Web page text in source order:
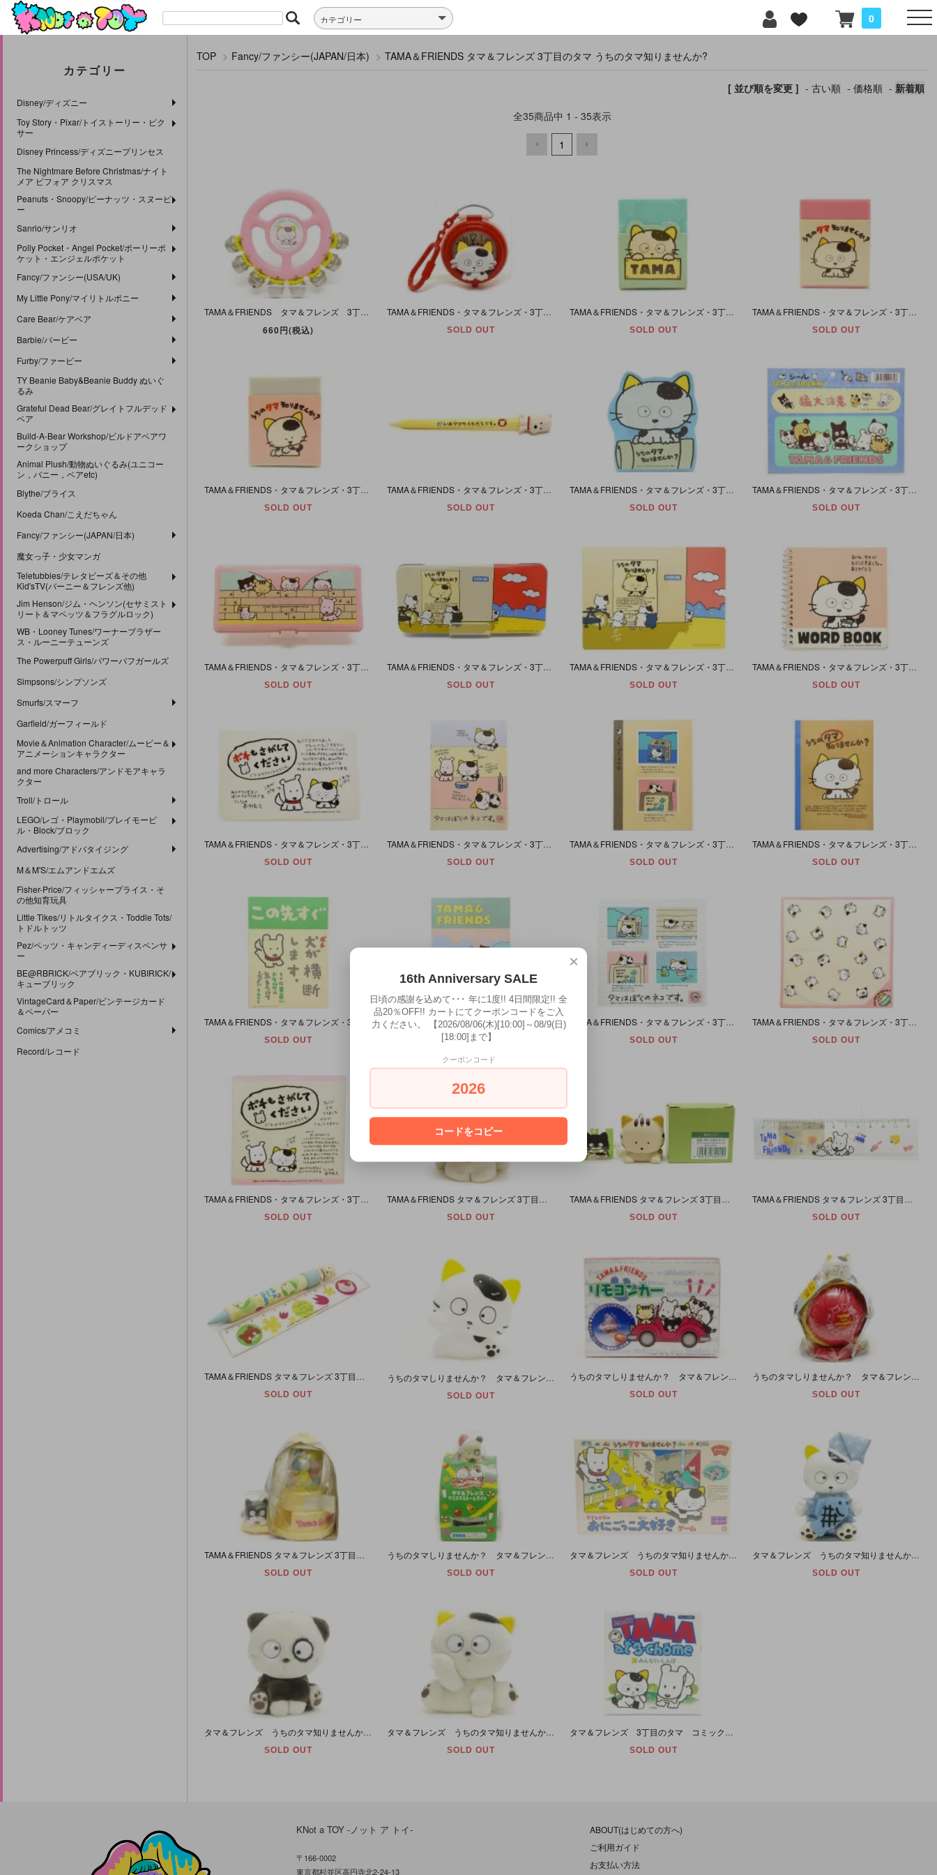
0
カテゴリー
Disney/ディズニー
Toy Story・Pixar/トイストーリー・ピク
サー
Disney Princess/ディズニープリンセス
The Nightmare Before Christmas/ナイト
メア ビフォア クリスマス
Peanuts・Snoopy/ピーナッツ・スヌーピ
ー
Sanrio/サンリオ
Polly Pocket・Angel Pocket/ポーリーポ
ケット・エンジェルポケット
Fancy/ファンシー(USA/UK)
My Little Pony/マイリトルポニー
Care Bear/ケアベア
Barbie/バービー
Furby/ファービー
TY Beanie Baby&Beanie Buddy ぬいぐ
るみ
Grateful Dead Bear/グレイトフルデッド
ベア
Build-A-Bear Workshop/ビルドアベアワ
ークショップ
Animal Plush/動物ぬいぐるみ(ユニコー
ン，バニー，ベアetc)
Blythe/ブライス
Koeda Chan/こえだちゃん
Fancy/ファンシー(JAPAN/日本)
魔女っ子・少女マンガ
Teletubbies/テレタビーズ＆その他
Kid'sTV(バーニー＆フレンズ他)
Jim Henson/ジム・ヘンソン(セサミスト
リート＆マペッツ＆フラグルロック)
WB・Looney Tunes/ワーナーブラザー
ス・ルーニーテューンズ
The Powerpuff Girls/パワーパフガールズ
Simpsons/シンプソンズ
Smurfs/スマーフ
Garfield/ガーフィールド
Movie＆Animation Character/ムービー＆
アニメーションキャラクター
and more Characters/アンドモアキャラ
クター
Troll/トロール
LEGO/レゴ・Playmobil/プレイモービ
ル・Block/ブロック
Advertising/アドバタイジング
M＆M'S/エムアンドエムズ
Fisher-Price/フィッシャープライス・そ
の他知育玩具
Little Tikes/リトルタイクス・Toddle Tots/
トドルトッツ
Pez/ペッツ・キャンディーディスペンサ
ー
BE@RBRICK/ベアブリック・KUBIRICK/
キューブリック
VintageCard＆Paper/ビンテージカード
＆ペーパー
Comics/アメコミ
Record/レコード
TOP > Fancy/ファンシー(JAPAN/日本) > TAMA＆FRIENDS タマ＆フレンズ 3丁目のタマ うちのタマ知りませんか?
[ 並び順を変更 ] - 古い順 - 価格順 - 新着順
全35商品中 1 - 35表示
1
TAMA＆FRIENDS タマ＆フレンズ 3丁目のタマ うちのタマ知りませんか? リングベル 鈴 1987年
660円(税込)
TAMA＆FRIENDS・タマ＆フレンズ・3丁目のタマ・うちのタマ知りませんか?・ Mini Clock/キーリング付き時計・【不可動】
SOLD OUT
TAMA＆FRIENDS・タマ＆フレンズ・3丁目のタマ・うちのタマ知りませんか?・Eraser/消しゴム・1986年・グリーン
SOLD OUT
TAMA＆FRIENDS・タマ＆フレンズ・3丁目のタマ・うちのタマ知りませんか?・Eraser/消しゴム・1983年・ピンク
SOLD OUT
TAMA＆FRIENDS・タマ＆フレンズ・3丁目のタマ・うちのタマ知りませんか?・Eraser/消しゴム・1983年・グレー
SOLD OUT
TAMA＆FRIENDS・タマ＆フレンズ・3丁目のタマ・うちのタマ知りませんか?・Mechanial pencil/シャープペン・1984年・ポチ
SOLD OUT
TAMA＆FRIENDS・タマ＆フレンズ・3丁目のタマ・うちのタマ知りませんか?・Medical Tape/メディカルテープ/絆創膏・1983年
SOLD OUT
TAMA＆FRIENDS・タマ＆フレンズ・3丁目のタマ・うちのタマ知りませんか?・Sticker/ステッカー/シール・1987年
SOLD OUT
TAMA＆FRIENDS・タマ＆フレンズ・3丁目のタマ・うちのタマ知りませんか?・Plastic case/小物入れ・1986年
SOLD OUT
TAMA＆FRIENDS・タマ＆フレンズ・3丁目のタマ・うちのタマ知りませんか?・Pen Case/ペンケース/筆箱・1983年
SOLD OUT
TAMA＆FRIENDS・タマ＆フレンズ・3丁目のタマ・うちのタマ知りませんか?・Plastic Board/下敷き・1984年
SOLD OUT
TAMA＆FRIENDS・タマ＆フレンズ・3丁目のタマ・うちのタマ知りませんか?・Word Book/ワードブック/メモ帳・1984年
SOLD OUT
TAMA＆FRIENDS・タマ＆フレンズ・3丁目のタマ・うちのタマ知りませんか?・Address Book/アドレス帳・1984年
SOLD OUT
TAMA＆FRIENDS・タマ＆フレンズ・3丁目のタマ・うちのタマ知りませんか?・Note Book/B5ノート・1984年・(タマはぼくのネコです。)
SOLD OUT
TAMA＆FRIENDS・タマ＆フレンズ・3丁目のタマ・うちのタマ知りませんか?・Note Book/B5ノート・1984年・(クリーム×グレー/タマのアルバム)
SOLD OUT
TAMA＆FRIENDS・タマ＆フレンズ・3丁目のタマ・うちのタマ知りませんか?・Note Book/B5ノート・1983年・(ブラウン×ブルー/タマ)
SOLD OUT
SOLD OUT
TAMA＆FRIENDS・タマ＆フレンズ・3丁目のタマ・うちのタマ知りませんか?・Note Book/B5ノート・1987年・(グリーン/ベンチ)
SOLD OUT
TAMA＆FRIENDS・タマ＆フレンズ・3丁目のタマ・うちのタマ知りませんか?・Handkerchief/ハンカチ・1983年・(タマはぼくのネコです。)
SOLD OUT
TAMA＆FRIENDS・タマ＆フレンズ・3丁目のタマ・うちのタマ知りませんか?・Handkerchief/ハンカチ・1983年・(総柄)
SOLD OUT
TAMA＆FRIENDS・タマ＆フレンズ・3丁目のタマ・うちのタマ知りませんか?・Handkerchief/ハンカチ・1984年・(ポチもさがしてください)
SOLD OUT SOLD OUT SOLD OUT SOLD OUT
TAMA＆FRIENDS タマ＆フレンズ 3丁目のタマ うちのタマ知りませんか? シャープペン＆定規セット 1989年
SOLD OUT SOLD OUT
うちのタマしりませんか？ タマ＆フレンズ リモコンカー ベー
SOLD OUT
うちのタマしりませんか？ タマ＆フレンズ まんまるせんぷうき タマ
SOLD OUT
SOLD OUT SOLD OUT
タマ＆フレンズ うちのタマ知りませんか？ タマとポチのおにごっこ大好きゲーム 1985年
SOLD OUT
タマ＆フレンズ うちのタマ知りませんか？ 3丁目のタマ タマのソフビ人形 16cm 1998年
SOLD OUT
タマ＆フレンズ うちのタマ知りませんか？ 3丁目のタマ ノラのぬいぐるみ 17cm 1994年
SOLD OUT
タマ＆フレンズ うちのタマ知りませんか？ 3丁目のタマ タマのぬいぐるみ 17cm
SOLD OUT SOLD OUT
KNot a TOY -ノット ア トイ-
〒166-0002
東京都杉並区高円寺北2-24-13
ABOUT(はじめての方へ)
ご利用ガイド
お支払い方法
×
16th Anniversary SALE
日頃の感謝を込めて･･･ 年に1度!! 4日間限定!! 全
品20％OFF!! カートにてクーポンコードをご入
力ください。 【2026/08/06(木)[10:00]～08/9(日)
[18:00]まで】
クーポンコード
2026
コードをコピー